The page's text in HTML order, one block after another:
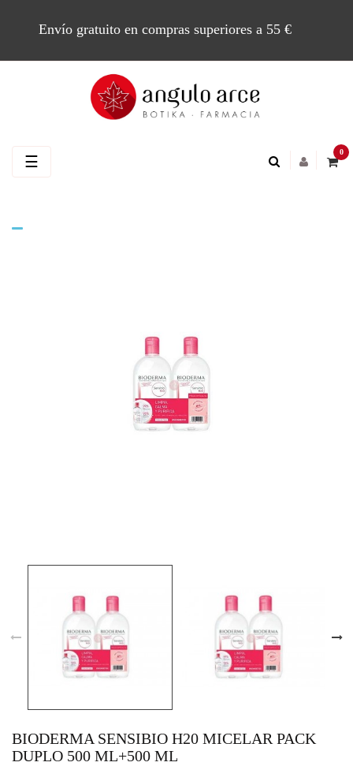
Envío gratuito en compras superiores a 55 €
0
Navegación
☰
BIODERMA SENSIBIO H20 MICELAR PACK
DUPLO 500 ML+500 ML